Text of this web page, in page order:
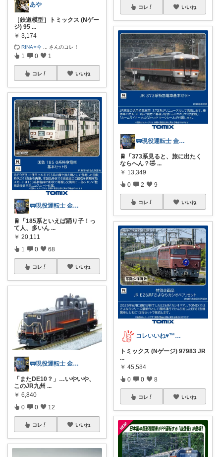
あや
［鉄道模型］トミックス (Nゲー
ジ) 95 ...
￥ 3,174
RINA⭐️今 さんのコレ！
1 0 1
コレ いいね
🚃現役運転士 金魚🐠
🚆「185系といえば踊り子！っ
て人、多いん ...
￥ 20,111
1 0 68
コレ いいね
🚃現役運転士 金魚🐠
「またDE10？」…いやいや、
このJR九州 ...
￥ 6,840
0 0 12
コレ いいね
コレ いいね
🚃現役運転士 金魚🐠
🚆「373系見ると、旅に出たく
ならへん？🤣 ...
￥ 13,349
0 2 9
コレ いいね
コレいいね♥️™▶コレクションも見てね！
トミックス (Nゲージ) 97983 JR
...
￥ 45,584
0 0 8
コレ いいね